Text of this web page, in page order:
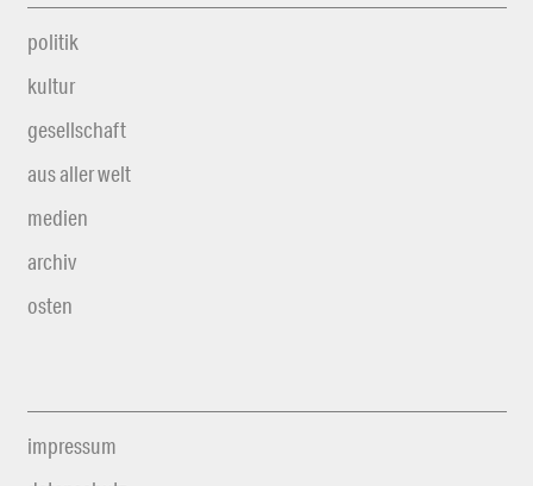
politik
kultur
gesellschaft
aus aller welt
medien
archiv
osten
impressum